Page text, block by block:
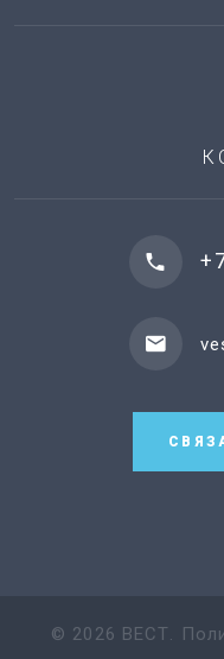
© 2026 ВЕСТ.